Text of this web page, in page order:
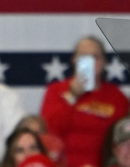
Klein
Standaard
Groot
Kopieer link